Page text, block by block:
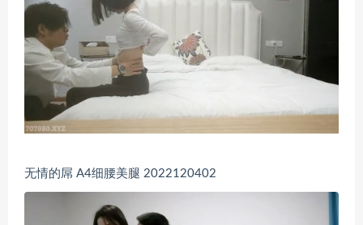
无情的屌 A4细腰美腿 2022120402